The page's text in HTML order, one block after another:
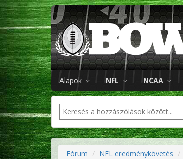
Alapok NFL NCAA
Fórum NFL eredménykövetés